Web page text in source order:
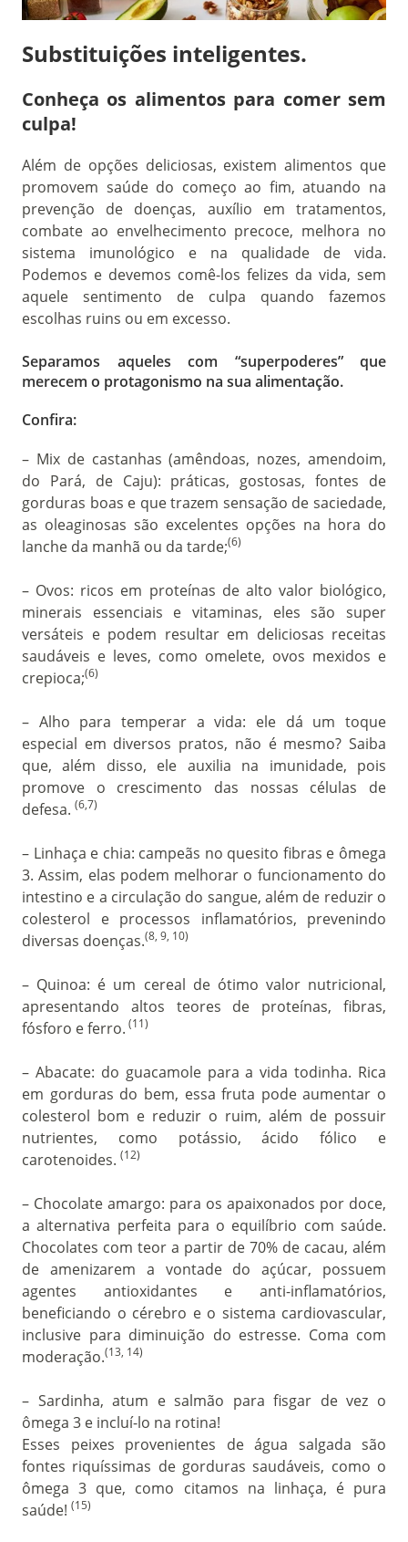
Substituições inteligentes.
Conheça os alimentos para comer sem
culpa!
Além de opções deliciosas, existem alimentos que
promovem saúde do começo ao fim, atuando na
prevenção de doenças, auxílio em tratamentos,
combate ao envelhecimento precoce, melhora no
sistema imunológico e na qualidade de vida.
Podemos e devemos comê-los felizes da vida, sem
aquele sentimento de culpa quando fazemos
escolhas ruins ou em excesso.
Separamos aqueles com “superpoderes” que
merecem o protagonismo na sua alimentação.
Confira:
– Mix de castanhas (amêndoas, nozes, amendoim,
do Pará, de Caju): práticas, gostosas, fontes de
gorduras boas e que trazem sensação de saciedade,
as oleaginosas são excelentes opções na hora do
lanche da manhã ou da tarde;(6)
– Ovos: ricos em proteínas de alto valor biológico,
minerais essenciais e vitaminas, eles são super
versáteis e podem resultar em deliciosas receitas
saudáveis e leves, como omelete, ovos mexidos e
crepioca;(6)
– Alho para temperar a vida: ele dá um toque
especial em diversos pratos, não é mesmo? Saiba
que, além disso, ele auxilia na imunidade, pois
promove o crescimento das nossas células de
defesa. (6,7)
– Linhaça e chia: campeãs no quesito fibras e ômega
3. Assim, elas podem melhorar o funcionamento do
intestino e a circulação do sangue, além de reduzir o
colesterol e processos inflamatórios, prevenindo
diversas doenças.(8, 9, 10)
– Quinoa: é um cereal de ótimo valor nutricional,
apresentando altos teores de proteínas, fibras,
fósforo e ferro. (11)
– Abacate: do guacamole para a vida todinha. Rica
em gorduras do bem, essa fruta pode aumentar o
colesterol bom e reduzir o ruim, além de possuir
nutrientes, como potássio, ácido fólico e
carotenoides. (12)
– Chocolate amargo: para os apaixonados por doce,
a alternativa perfeita para o equilíbrio com saúde.
Chocolates com teor a partir de 70% de cacau, além
de amenizarem a vontade do açúcar, possuem
agentes antioxidantes e anti-inflamatórios,
beneficiando o cérebro e o sistema cardiovascular,
inclusive para diminuição do estresse. Coma com
moderação.(13, 14)
– Sardinha, atum e salmão para fisgar de vez o
ômega 3 e incluí-lo na rotina!
Esses peixes provenientes de água salgada são
fontes riquíssimas de gorduras saudáveis, como o
ômega 3 que, como citamos na linhaça, é pura
saúde! (15)